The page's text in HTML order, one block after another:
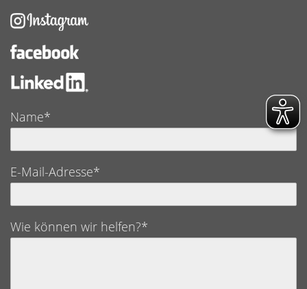
Name*
E-Mail-Adresse*
Wie können wir helfen?*